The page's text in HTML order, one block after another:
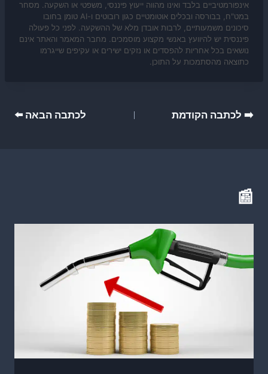
אינפורמטיביים בלבד ואינו מהווה ייעוץ פיננסי, משפטי או השקעה. מסחר
במט"ח, בבורסה ובכלים אוטומטיים כגון רובוטים ו-AI טומן בחובו
סיכונים משמעותיים, לרבות אובדן מלא של ההשקעה. לפני כל פעולה
פיננסית יש להיוועץ באנשי מקצוע מוסמכים. מחבר המאמר והאתר אינם
נושאים בכל אחריות להפסדים או נזקים ישירים או עקיפים שייגרמו
כתוצאה מהסתמכות על התוכן.
ניווט
➡️ לכתבה הקודמת לכתבה הבאה ⬅️
📰